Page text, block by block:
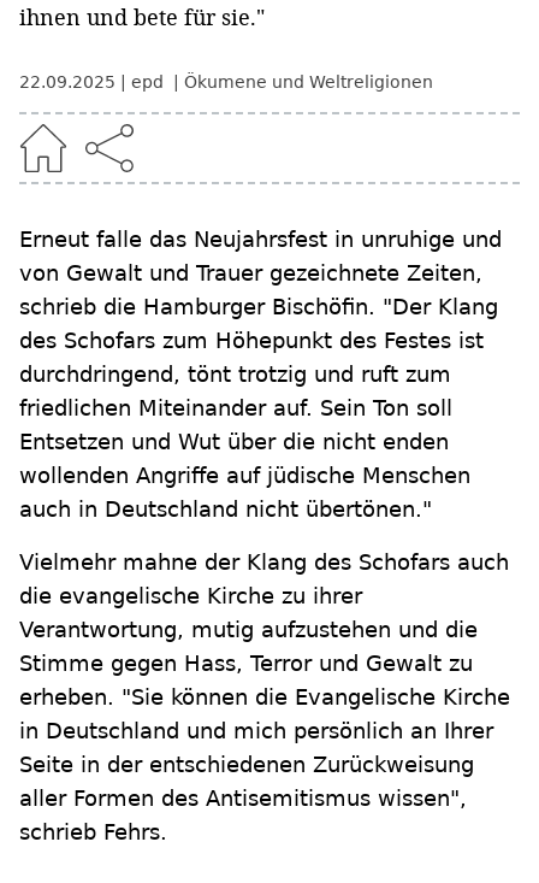
ihnen und bete für sie."
22.09.2025 epd Ökumene und Weltreligionen
Erneut falle das Neujahrsfest in unruhige und
von Gewalt und Trauer gezeichnete Zeiten,
schrieb die Hamburger Bischöfin. "Der Klang
des Schofars zum Höhepunkt des Festes ist
durchdringend, tönt trotzig und ruft zum
friedlichen Miteinander auf. Sein Ton soll
Entsetzen und Wut über die nicht enden
wollenden Angriffe auf jüdische Menschen
auch in Deutschland nicht übertönen."
Vielmehr mahne der Klang des Schofars auch
die evangelische Kirche zu ihrer
Verantwortung, mutig aufzustehen und die
Stimme gegen Hass, Terror und Gewalt zu
erheben. "Sie können die Evangelische Kirche
in Deutschland und mich persönlich an Ihrer
Seite in der entschiedenen Zurückweisung
aller Formen des Antisemitismus wissen",
schrieb Fehrs.